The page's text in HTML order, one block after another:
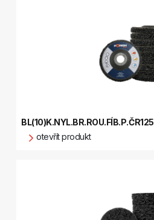
BL(10)K.NYL.BR.ROU.FÍB.P.ČR125
otevřít produkt